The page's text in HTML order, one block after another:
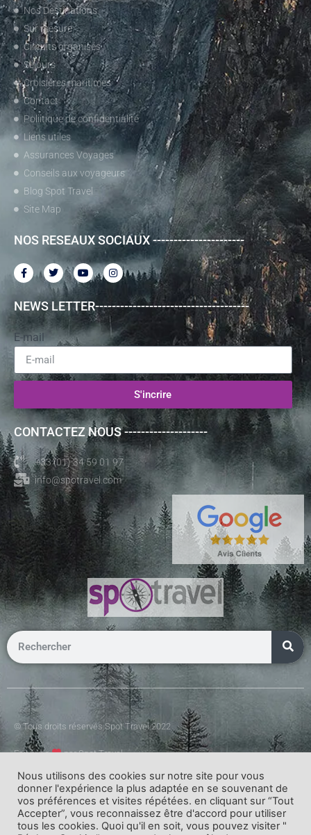
Nos Destinations
Sur mesure
Circuits organisés
Séjours
Croisières maritimes
Contact
Poliitique de confidentialité
Liens utiles
Assurances Voyages
Conseils aux voyageurs
Blog Spot Travel
Site Map
NOS RESEAUX SOCIAUX ----------------------
NEWS LETTER-------------------------------------
E-mail
S'incrire
CONTACTEZ NOUS --------------------
+33 (01) 34 59 01 97
info@spotravel.com
© Tous droits réservés Spot Travel 2022
Fait avec par Spot Travel
Nous utilisons des cookies sur notre site pour vous
donner l'expérience la plus adaptée en se souvenant de
vos préférences et visites répétées. en cliquant sur “Tout
Accepter”, vous reconnaissez être d'accord pour utiliser
tous les cookies. Quoi qu'il en soit, vous pouvez visiter "